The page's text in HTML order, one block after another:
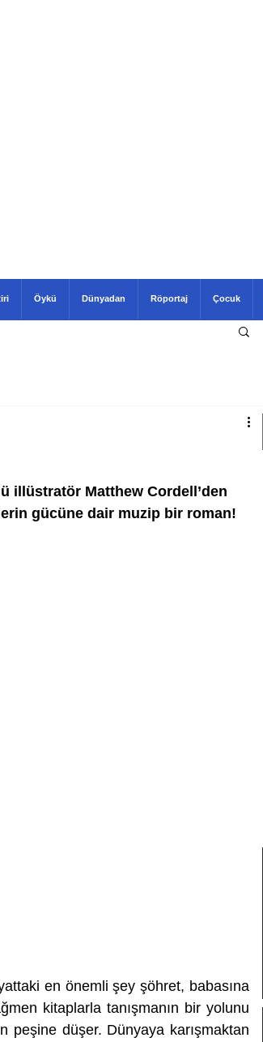
illüstratör Matthew Cordell’den
gücüne dair muzip bir roman!
en önemli şey şöhret, babasına
kitaplarla tanışmanın bir yolunu
peşine düşer. Dünyaya karışmaktan
Öykü Dünyadan Röportaj Çocuk